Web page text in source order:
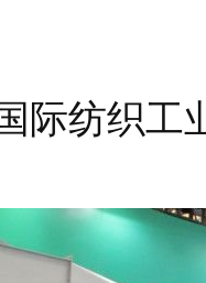
际纺织工